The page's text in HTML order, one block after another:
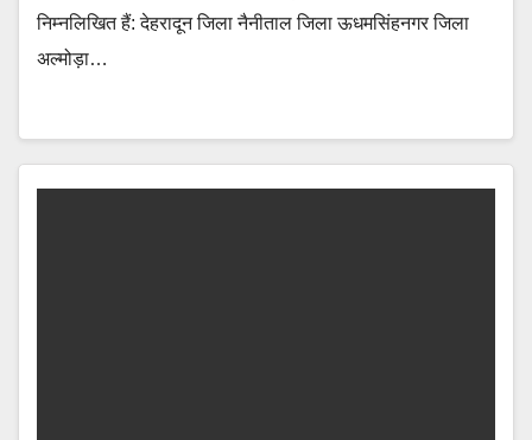
निम्नलिखित हैं: देहरादून जिला नैनीताल जिला ऊधमसिंहनगर जिला
अल्मोड़ा…